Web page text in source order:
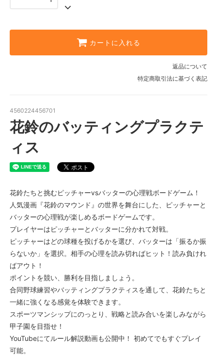
カートに入れる
返品について
特定商取引法に基づく表記
4560224456701
花鈴のバッティングプラクテ
ィス
花鈴たちと挑むピッチャーvsバッターの心理戦ボードゲーム！
人気漫画『花鈴のマウンド』の世界を舞台にした、ピッチャーと
バッターの心理戦が楽しめるボードゲームです。
プレイヤーはピッチャーとバッターに分かれて対戦。
ピッチャーはどの球種を投げるかを選び、バッターは「振るか振
らないか」を選択。相手の心理を読み切ればヒット！読み負けれ
ばアウト！
ポイントを競い、勝利を目指しましょう。
合同野球練習やバッティングプラクティスを通して、花鈴たちと
一緒に強くなる感覚を体験できます。
スポーツマンシップにのっとり、戦略と読み合いを楽しみながら
甲子園を目指せ！
YouTubeにてルール解説動画も公開中！ 初めてでもすぐプレイ
可能。